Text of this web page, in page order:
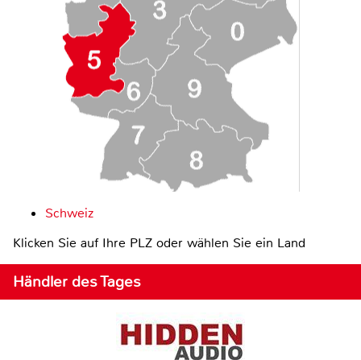
Schweiz
Klicken Sie auf Ihre PLZ oder wählen Sie ein Land
Händler des Tages